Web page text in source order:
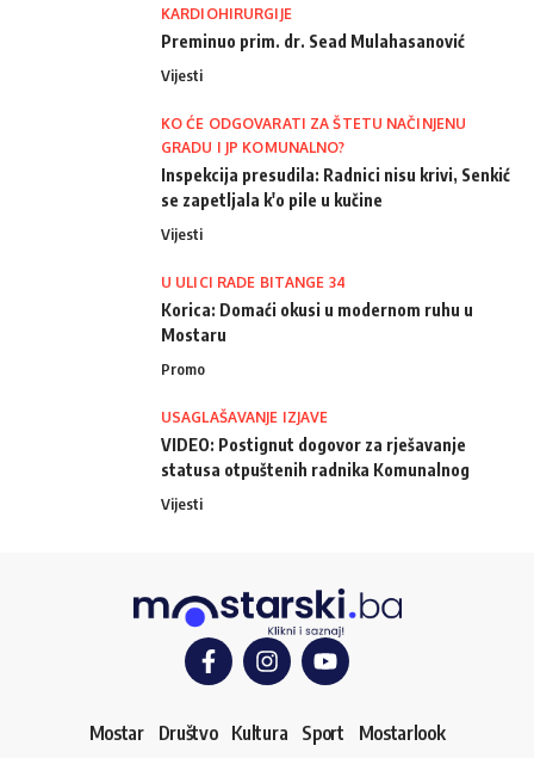
KARDIOHIRURGIJE
Preminuo prim. dr. Sead Mulahasanović
Vijesti
KO ĆE ODGOVARATI ZA ŠTETU NAČINJENU
GRADU I JP KOMUNALNO?
Inspekcija presudila: Radnici nisu krivi, Senkić
se zapetljala k'o pile u kučine
Vijesti
U ULICI RADE BITANGE 34
Korica: Domaći okusi u modernom ruhu u
Mostaru
Promo
USAGLAŠAVANJE IZJAVE
VIDEO: Postignut dogovor za rješavanje
statusa otpuštenih radnika Komunalnog
Vijesti
Mostar Društvo Kultura Sport Mostarlook